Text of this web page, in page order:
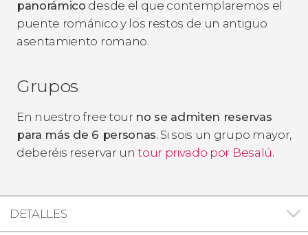
panorámico desde el que contemplaremos el
puente románico y los restos de un antiguo
asentamiento romano.
Grupos
En nuestro free tour no se admiten reservas
para más de 6 personas. Si sois un grupo mayor,
deberéis reservar untour privado por Besalú.
DETALLES